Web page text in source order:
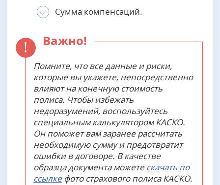
Сумма компенсаций.
Важно!
Помните, что все данные и риски,
которые вы укажете, непосредственно
влияют на конечную стоимость
полиса. Чтобы избежать
недоразумений, воспользуйтесь
специальным калькулятором КАСКО.
Он поможет вам заранее рассчитать
необходимую сумму и предотвратит
ошибки в договоре. В качестве
образца документа можете скачать по
ссылке фото страхового полиса КАСКО.